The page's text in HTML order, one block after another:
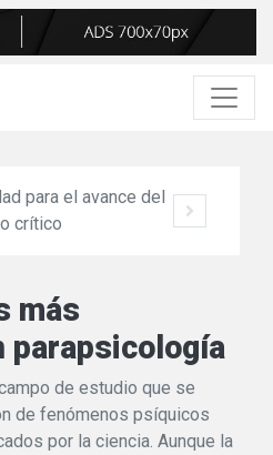
avance del
más
parapsicología
de estudio que se
de fenómenos psíquicos
por la ciencia. Aunque la